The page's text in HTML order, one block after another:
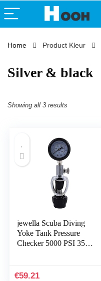
Home Product Kleur
‎Silver & black
Showing all 3 results
jewella Scuba Diving
Yoke Tank Pressure
Checker 5000 PSI 350
€59.21